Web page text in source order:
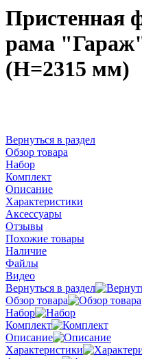
Пристенная
рама "Гараж"
(H=2315 мм)
Вернуться в раздел
Обзор товара
Набор
Комплект
Описание
Характеристики
Аксессуары
Отзывы
Похожие товары
Наличие
Файлы
Видео
Вернуться в раздел
Обзор товара
Набор
Комплект
Описание
Характеристики